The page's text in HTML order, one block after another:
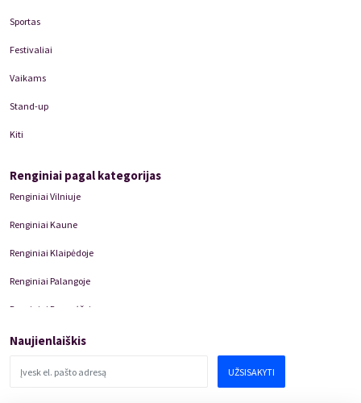
Sportas
Festivaliai
Vaikams
Stand-up
Kiti
Renginiai pagal kategorijas
Renginiai Vilniuje
Renginiai Kaune
Renginiai Klaipėdoje
Renginiai Palangoje
Renginiai Panevėžyje
Domino Teatro Spektakliai
Naujienlaiškis
UŽSISAKYTI